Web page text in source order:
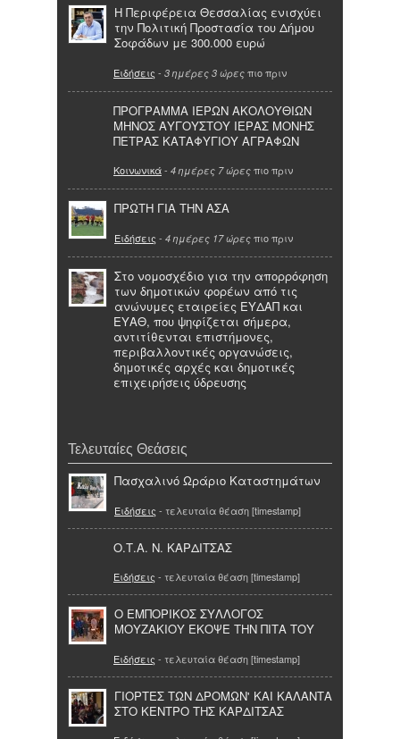
Η Περιφέρεια Θεσσαλίας ενισχύει
την Πολιτική Προστασία του Δήμου
Σοφάδων με 300.000 ευρώ
Ειδήσεις - 3 ημέρες 3 ώρες πιο πριν
ΠΡΟΓΡΑΜΜΑ ΙΕΡΩΝ ΑΚΟΛΟΥΘΙΩΝ
ΜΗΝΟΣ ΑΥΓΟΥΣΤΟΥ ΙΕΡΑΣ ΜΟΝΗΣ
ΠΕΤΡΑΣ ΚΑΤΑΦΥΓΙΟΥ ΑΓΡΑΦΩΝ
Κοινωνικά- 4 ημέρες 7 ώρες πιο πριν
ΠΡΩΤΗ ΓΙΑ ΤΗΝ ΑΣΑ
Ειδήσεις - 4 ημέρες 17 ώρες πιο πριν
Στο νομοσχέδιο για την απορρόφηση
των δημοτικών φορέων από τις
ανώνυμες εταιρείες ΕΥΔΑΠ και
ΕΥΑΘ, που ψηφίζεται σήμερα,
αντιτίθενται επιστήμονες,
περιβαλλοντικές οργανώσεις,
δημοτικές αρχές και δημοτικές
επιχειρήσεις ύδρευσης
Τελευταίες Θεάσεις
Πασχαλινό Ωράριο Καταστημάτων
Ειδήσεις - τελευταία θέαση [timestamp]
Ο.Τ.Α. Ν. ΚΑΡΔΙΤΣΑΣ
Ειδήσεις - τελευταία θέαση [timestamp]
O EΜΠΟΡΙΚΟΣ ΣΥΛΛΟΓΟΣ
ΜΟΥΖΑΚΙΟΥ ΕΚΟΨΕ ΤΗΝ ΠΙΤΑ ΤΟΥ
Ειδήσεις - τελευταία θέαση [timestamp]
ΓΙΟΡΤΕΣ ΤΩΝ ΔΡΟΜΩΝ' ΚΑΙ ΚΑΛΑΝΤΑ
ΣΤΟ ΚΕΝΤΡΟ ΤΗΣ ΚΑΡΔΙΤΣΑΣ